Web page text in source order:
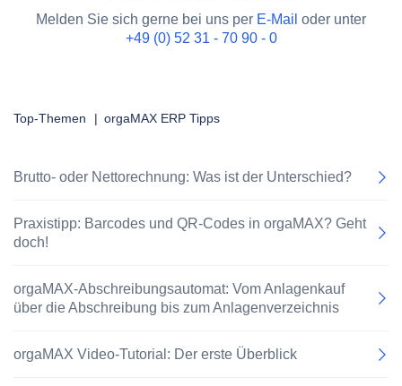
Melden Sie sich gerne bei uns per E-Mail oder unter
+49 (0) 52 31 - 70 90 - 0
Top-Themen | orgaMAX ERP Tipps
Brutto- oder Nettorechnung: Was ist der Unterschied?
Praxistipp: Barcodes und QR-Codes in orgaMAX? Geht
doch!
orgaMAX-Abschreibungsautomat: Vom Anlagenkauf
über die Abschreibung bis zum Anlagenverzeichnis
orgaMAX Video-Tutorial: Der erste Überblick